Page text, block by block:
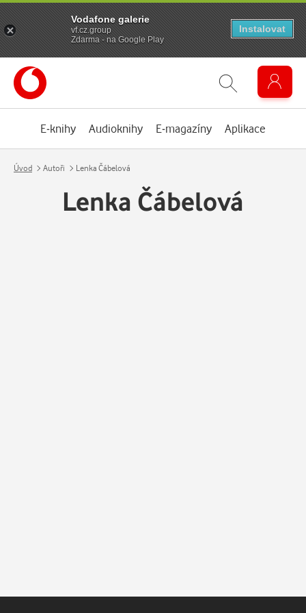
E-knihy Audioknihy E-magazíny Aplikace
Úvod Autoři Lenka Čábelová
Lenka Čábelová
Vodafone galerie
vf.cz.group
Zdarma - na Google Play
Instalovat